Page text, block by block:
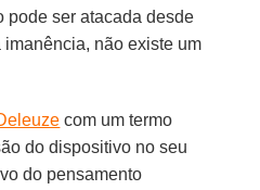
pode ser atacada desde
não existe um
com um termo
do dispositivo no seu
do pensamento